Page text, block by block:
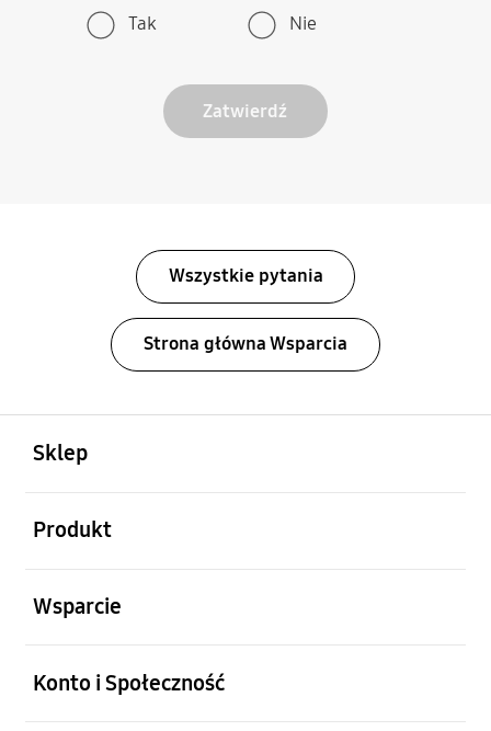
Tak Nie
Zatwierdź
Wszystkie pytania
Strona główna Wsparcia
Sklep
Produkt
Wsparcie
Konto i Społeczność